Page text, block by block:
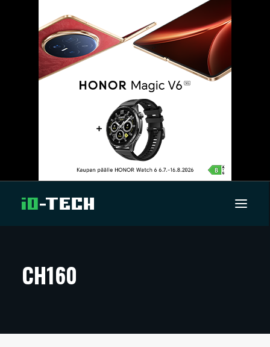
ARTIKKELIT
TECHBBS
CH160